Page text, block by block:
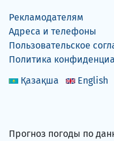
Рекламодателям
Адреса и телефоны
Пользовательское
Политика
Қазақша
English
Прогноз погоды по